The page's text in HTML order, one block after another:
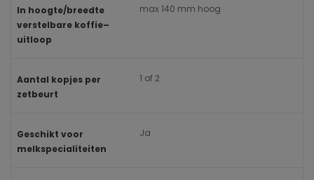
In hoogte/breedte
verstelbare koffie–
uitloop
max 140 mm hoog
Aantal kopjes per
zetbeurt
1 of 2
Geschikt voor
melkspecialiteiten
Ja